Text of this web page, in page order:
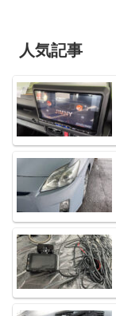
人気記事